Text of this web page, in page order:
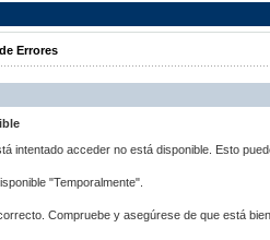
Errores
intentado acceder no está disponible. Esto
"Temporalmente".
Compruebe y asegúrese de que está